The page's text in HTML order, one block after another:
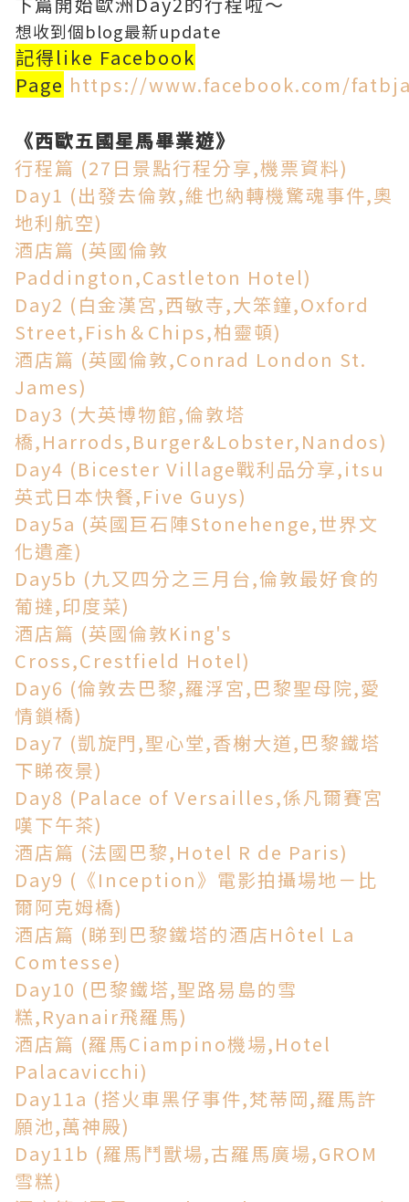
想收到個blog最新update
記得like Facebook
Page https://www.facebook.com/
《西歐五國星馬畢業遊》
行程篇 (27日景點行程分享,機票資料)
Day1 (出發去倫敦,維也納轉機驚魂事件,奧
地利航空)
酒店篇 (英國倫敦
Paddington,Castleton Hotel)
Day2 (白金漢宮,西敏寺,大笨鐘,Oxford
Street,Fish＆Chips,柏靈頓)
酒店篇 (英國倫敦,Conrad London St.
James)
Day3 (大英博物館,倫敦塔
橋,Harrods,Burger&Lobster,Nandos)
Day4 (Bicester Village戰利品分享,itsu
英式日本快餐,Five Guys)
Day5a (英國巨石陣Stonehenge,世界文
化遺產)
Day5b (九又四分之三月台,倫敦最好食的
葡撻,印度菜)
酒店篇 (英國倫敦King's
Cross,Crestfield Hotel)
Day6 (倫敦去巴黎,羅浮宮,巴黎聖母院,愛
情鎖橋)
Day7 (凱旋門,聖心堂,香榭大道,巴黎鐵塔
下睇夜景)
Day8 (Palace of Versailles,係凡爾賽宮
嘆下午茶)
酒店篇 (法國巴黎,Hotel R de Paris)
Day9 (《Inception》電影拍攝場地－比
爾阿克姆橋)
酒店篇 (睇到巴黎鐵塔的酒店Hôtel La
Comtesse)
Day10 (巴黎鐵塔,聖路易島的雪
糕,Ryanair飛羅馬)
酒店篇 (羅馬Ciampino機場,Hotel
Palacavicchi)
Day11a (搭火車黑仔事件,梵蒂岡,羅馬許
願池,萬神殿)
Day11b (羅馬鬥獸場,古羅馬廣場,GROM
雪糕)